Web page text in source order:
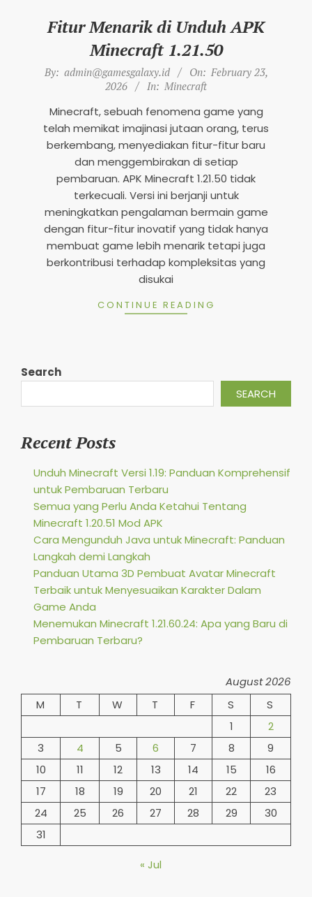
Fitur Menarik di Unduh APK
Minecraft 1.21.50
2026-
By: admin@gamesgalaxy.id On: February 23,
2026
In: Minecraft
Minecraft, sebuah fenomena game yang
telah memikat imajinasi jutaan orang, terus
berkembang, menyediakan fitur-fitur baru
dan menggembirakan di setiap
pembaruan. APK Minecraft 1.21.50 tidak
terkecuali. Versi ini berjanji untuk
meningkatkan pengalaman bermain game
dengan fitur-fitur inovatif yang tidak hanya
membuat game lebih menarik tetapi juga
berkontribusi terhadap kompleksitas yang
disukai
CONTINUE READING
Search
SEARCH
Recent Posts
Unduh Minecraft Versi 1.19: Panduan Komprehensif
untuk Pembaruan Terbaru
Semua yang Perlu Anda Ketahui Tentang
Minecraft 1.20.51 Mod APK
Cara Mengunduh Java untuk Minecraft: Panduan
Langkah demi Langkah
Panduan Utama 3D Pembuat Avatar Minecraft
Terbaik untuk Menyesuaikan Karakter Dalam
Game Anda
Menemukan Minecraft 1.21.60.24: Apa yang Baru di
Pembaruan Terbaru?
August 2026
M
T W T F S
S
1
2
3
4 5 6 7 8
9
10
11 12 13 14 15
16
17
18 19 20 21 22
23
24
25 26 27 28 29
30
31
« Jul